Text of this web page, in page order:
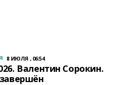
8 ИЮЛЯ , 06:54
Валентин Сорокин.